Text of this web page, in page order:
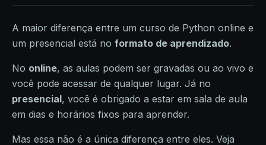
A maior diferença entre um curso de Python online e
um presencial está no formato de aprendizado.
No online, as aulas podem ser gravadas ou ao vivo e
você pode acessar de qualquer lugar. Já no
presencial, você é obrigado a estar em sala de aula
em dias e horários fixos para aprender.
Mas essa não é a única diferença entre eles. Veja